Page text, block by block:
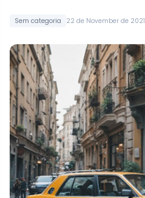
Sem categoria 22 de November de 2021